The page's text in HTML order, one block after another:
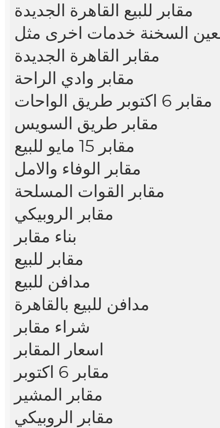
مقابر للبيع القاهرة الجديدة
السخنة
مقابر القاهرة الجديدة
مقابر وادي الراحة
مقابر 6 اكتوبر طريق الواحات
مقابر طريق السويس
مقابر 15 مايو للبيع
مقابر الوفاء والامل
مقابر القوات المسلحة
مقابر الروبيكي
بناء مقابر
مقابر للبيع
مدافن للبيع
مدافن للبيع بالقاهرة
شراء مقابر
اسعار المقابر
مقابر 6 اكتوبر
مقابر المشير
مقابر الروبيكي